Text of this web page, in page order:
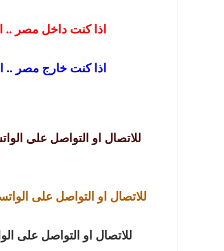
اذا كنت داخل مصر ..
اذا كنت خارج مصر ..
للاتصال او التواصل على
للاتصال او التواصل على
للاتصال او التواصل على